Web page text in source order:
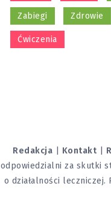
Zabiegi Zdrowie
Ćwiczenia
Redakcja Kontakt
odpowiedzialni za skutki
o działalności